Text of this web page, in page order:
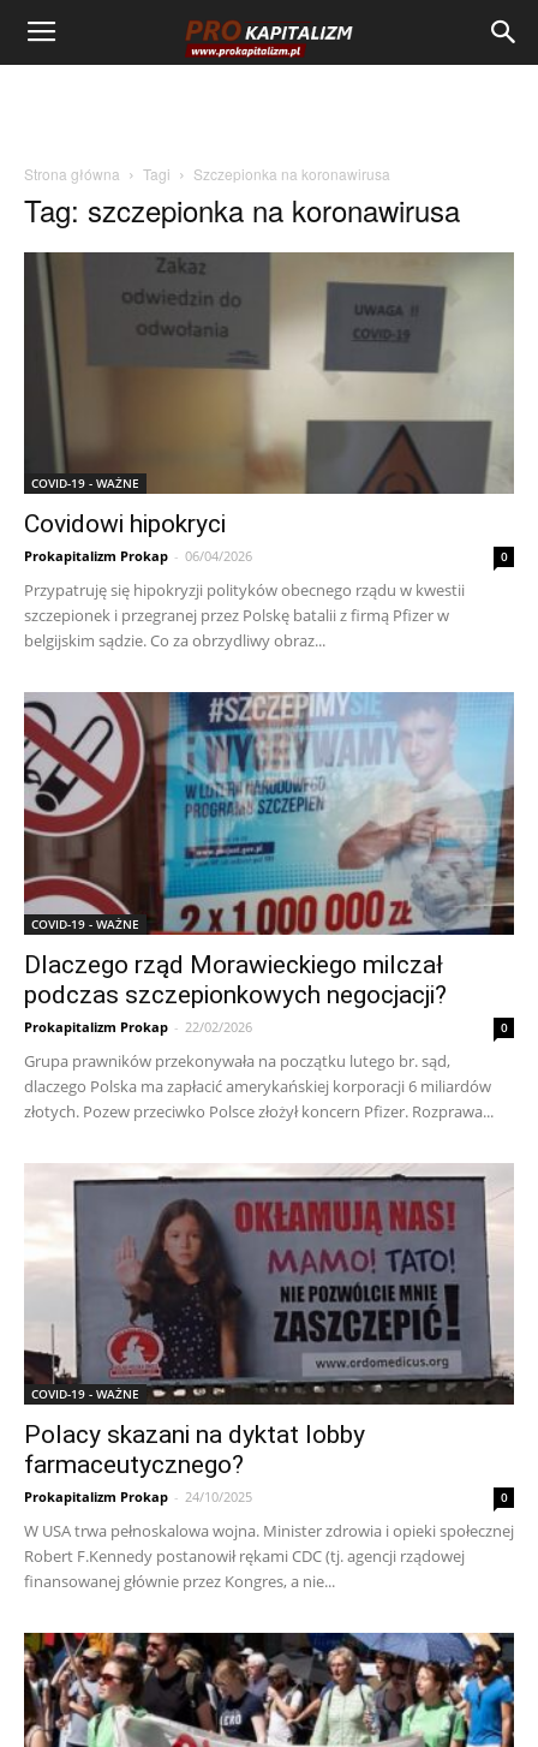
Strona główna Tagi Szczepionka na koronawirusa
Tag: szczepionka na koronawirusa
COVID-19 - WAŻNE
Covidowi hipokryci
Prokapitalizm Prokap - 06/04/2026 0
Przypatruję się hipokryzji polityków obecnego rządu w kwestii
szczepionek i przegranej przez Polskę batalii z firmą Pfizer w
belgijskim sądzie. Co za obrzydliwy obraz...
COVID-19 - WAŻNE
Dlaczego rząd Morawieckiego milczał
podczas szczepionkowych negocjacji?
Prokapitalizm Prokap - 22/02/2026 0
Grupa prawników przekonywała na początku lutego br. sąd,
dlaczego Polska ma zapłacić amerykańskiej korporacji 6 miliardów
złotych. Pozew przeciwko Polsce złożył koncern Pfizer. Rozprawa...
COVID-19 - WAŻNE
Polacy skazani na dyktat lobby
farmaceutycznego?
Prokapitalizm Prokap - 24/10/2025 0
W USA trwa pełnoskalowa wojna. Minister zdrowia i opieki społecznej
Robert F.Kennedy postanowił rękami CDC (tj. agencji rządowej
finansowanej głównie przez Kongres, a nie...